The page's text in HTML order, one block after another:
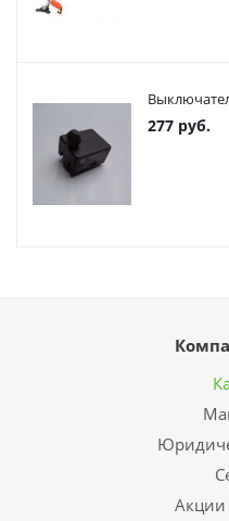
277 руб.
Акции